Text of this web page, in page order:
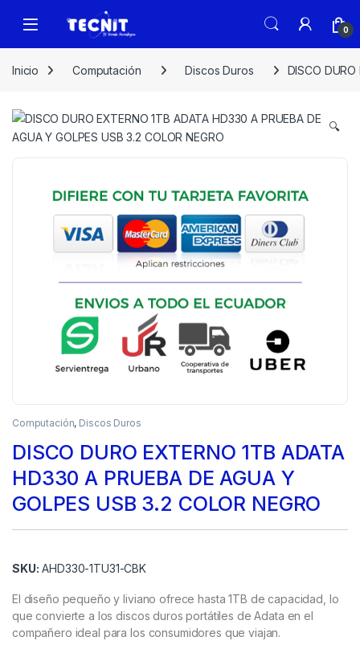
0
Inicio Computación Discos Duros DISCO DURO
🔍
Computación, Discos Duros
DISCO DURO EXTERNO 1TB ADATA
HD330 A PRUEBA DE AGUA Y
GOLPES USB 3.2 COLOR NEGRO
SKU: AHD330-1TU31-CBK
El diseño pequeño y liviano ofrece hasta 1TB de capacidad, lo
que convierte a los discos duros portátiles de Adata en el
compañero ideal para los consumidores que viajan.